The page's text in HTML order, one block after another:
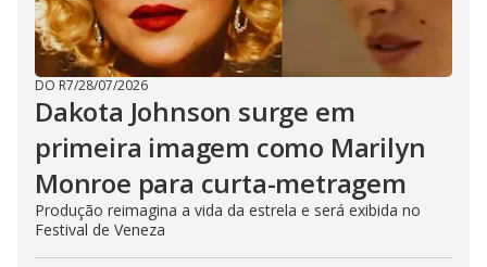
DO R7/28/07/2026
Dakota Johnson surge em
primeira imagem como Marilyn
Monroe para curta-metragem
Produção reimagina a vida da estrela e será exibida no
Festival de Veneza